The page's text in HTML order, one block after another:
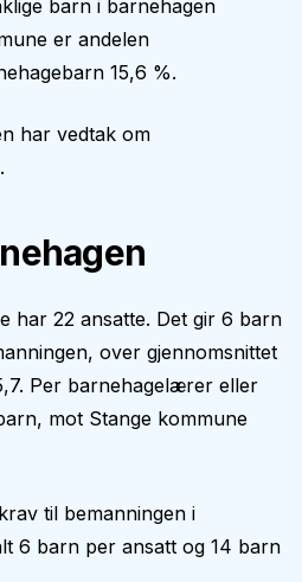
barn i barnehagen
er andelen
15,6 %.
har vedtak om
har 22 ansatte. Det gir 6 barn
over gjennomsnittet
Per barnehagelærer eller
mot Stange kommune
til bemanningen i
6 barn per ansatt og 14 barn